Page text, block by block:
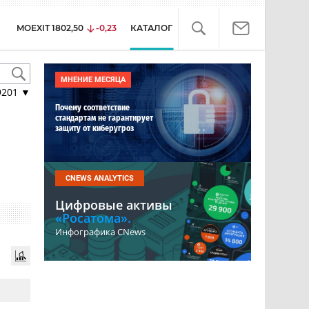
MOEXIT 1802,50 -0,23 КАТАЛОГ
▼
МНЕНИЕ МЕСЯЦА
Почему соответствие
стандартам не гарантирует
защиту от киберугроз
CNEWS ANALYTICS
Цифровые активы
«Росатома».
Инфографика CNews